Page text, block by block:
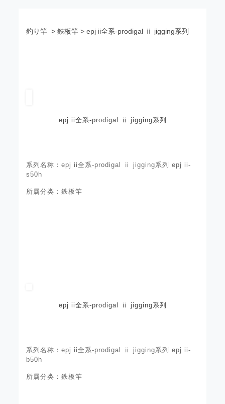
釣り竿 > 鉄板竿 > epj ii全系-prodigal ⅱ jigging系列
epj ii全系-prodigal ⅱ jigging系列
系列名称：epj ii全系-prodigal ⅱ jigging系列 epj ii-
s50h
所属分类：鉄板竿
epj ii全系-prodigal ⅱ jigging系列
系列名称：epj ii全系-prodigal ⅱ jigging系列 epj ii-
b50h
所属分类：鉄板竿